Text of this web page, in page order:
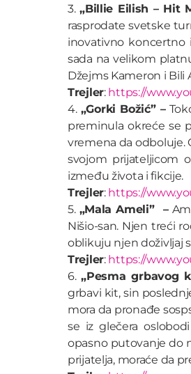
3.„Billie Eilish – Hit
rasprodate svetske
inovativno koncertno
sada na velikom
Džejms Kameron i Bili
Trejler: https://
4. „Gorki Božić” –
preminula okreće se
vremena da odboluje.
svojom prijateljicom
između života i fikcije.
Trejler: https://
5. „Mala Ameli” –
Nišio-san. Njen treći
oblikuju njen doživljaj
Trejler: https://
6.„Pesma grbavog
grbavi kit, sin
mora da pronađe
se iz glečera
opasno putovanje do
prijatelja, moraće da